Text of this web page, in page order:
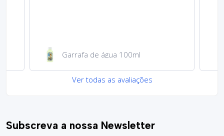
Garrafa de água 100ml
Ver todas as avaliações
Subscreva a nossa Newsletter